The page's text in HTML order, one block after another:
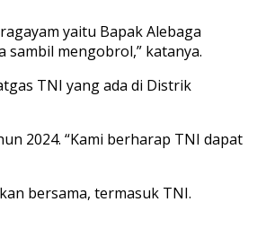
yaitu Bapak Alebaga
sambil mengobrol,” katanya.
TNI yang ada di Distrik
2024. “Kami berharap TNI dapat
bersama, termasuk TNI.